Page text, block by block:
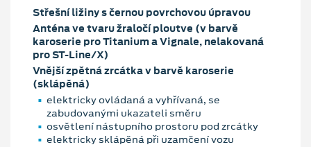
Střešní ližiny s černou povrchovou úpravou
Anténa ve tvaru žraločí ploutve (v barvě
karoserie pro Titanium a Vignale, nelakovaná
pro ST-Line/X)
Vnější zpětná zrcátka v barvě karoserie
(sklápěná)
elektricky ovládaná a vyhřívaná, se
zabudovanými ukazateli směru
osvětlení nástupního prostoru pod zrcátky
elektricky sklápěná při uzamčení vozu